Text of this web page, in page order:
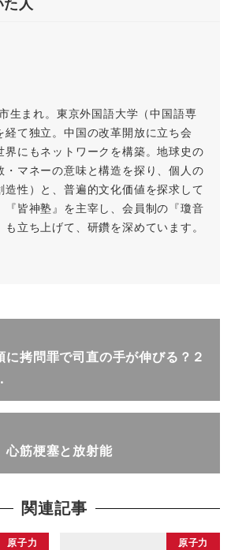
生まれ。東京外国語大学（中国語専
経て独立。中国の改革開放に立ち会
界にもネットワークを構築。地球史の
・マネーの意味と構造を探り、個人の
造性）と、普遍的文化価値を探求して
『皆神塾』を主宰し、会員制の『瓊音
も立ち上げて、研鑽を深めています。
に拷問罪で司直の手が伸びる？２
心筋梗塞と放射能
関連記事
原子力 原子力